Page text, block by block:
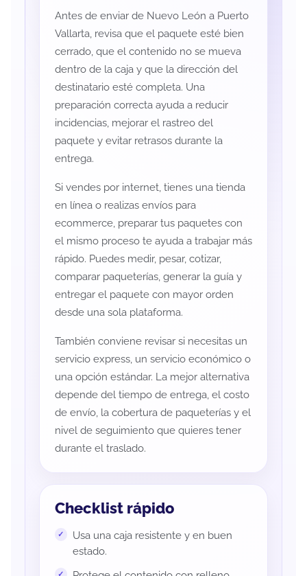
Antes de enviar de Nuevo León a Puerto
Vallarta, revisa que el paquete esté bien
cerrado, que el contenido no se mueva
dentro de la caja y que la dirección del
destinatario esté completa. Una
preparación correcta ayuda a reducir
incidencias, mejorar el rastreo del
paquete y evitar retrasos durante la
entrega.
Si vendes por internet, tienes una tienda
en línea o realizas envíos para
ecommerce, preparar tus paquetes con
el mismo proceso te ayuda a trabajar más
rápido. Puedes medir, pesar, cotizar,
comparar paqueterías, generar la guía y
entregar el paquete con mayor orden
desde una sola plataforma.
También conviene revisar si necesitas un
servicio express, un servicio económico o
una opción estándar. La mejor alternativa
depende del tiempo de entrega, el costo
de envío, la cobertura de paqueterías y el
nivel de seguimiento que quieres tener
durante el traslado.
Checklist rápido
Usa una caja resistente y en buen
estado.